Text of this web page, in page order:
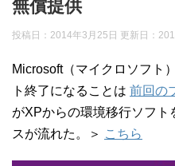
無償提供
投稿日：2014年3月25日 更新日：
Microsoft（マイクロソフト
ト終了になることは 前回の
がXPからの環境移行ソフ
スが流れた。＞ こちら